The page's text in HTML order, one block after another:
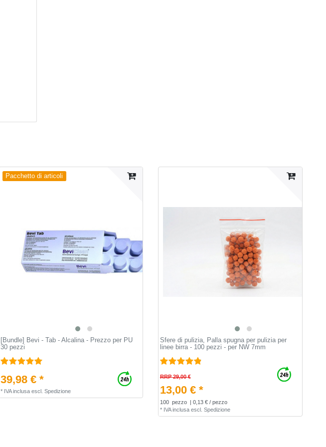
Pacchetto di articoli
[Bundle] Bevi - Tab - Alcalina - Prezzo per PU
30 pezzi
39,98 € *
* IVA inclusaescl. Spedizione
Sfere di pulizia, Palla spugna per pulizia per
linee birra - 100 pezzi - per NW 7mm
RRP 29,00 €
13,00 € *
100 pezzo
| 0,13 € / pezzo
* IVA inclusaescl. Spedizione